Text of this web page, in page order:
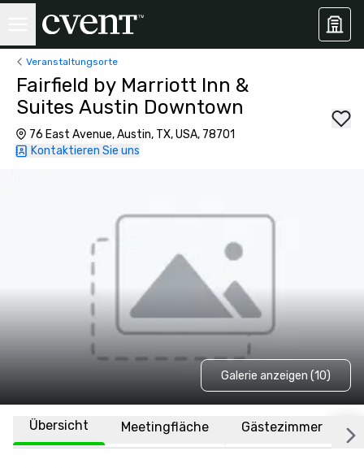
Veranstaltungsorte
Fairfield by Marriott Inn &
Suites Austin Downtown
76 East Avenue, Austin, TX, USA, 78701
Kontaktieren Sie uns
Galerie anzeigen (10)
Übersicht Meetingfläche Gästezimmer